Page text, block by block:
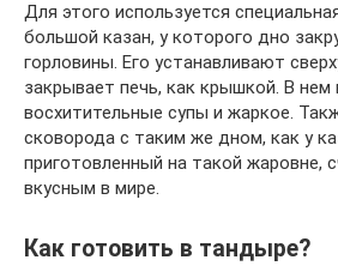
Для этого используется
большой казан, у которого дно
горловины. Его устанавливают
закрывает печь, как крышкой. В нем
восхитительные супы и жаркое.
сковорода с таким же дном, как у
приготовленный на такой жаровне,
вкусным в мире.
Как готовить в тандыре?